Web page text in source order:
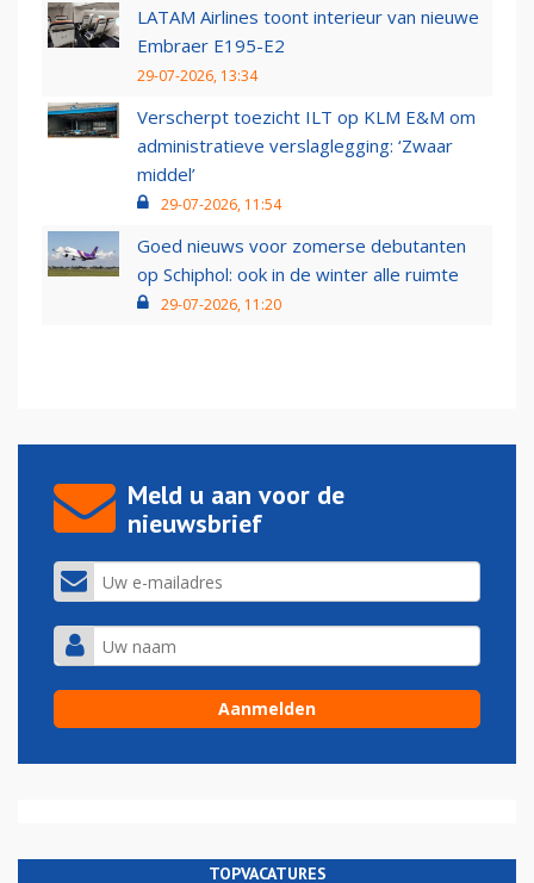
LATAM Airlines toont interieur van nieuwe
Embraer E195-E2
29-07-2026, 13:34
Verscherpt toezicht ILT op KLM E&M om
administratieve verslaglegging: ‘Zwaar
middel’
29-07-2026, 11:54
Goed nieuws voor zomerse debutanten
op Schiphol: ook in de winter alle ruimte
29-07-2026, 11:20
Meld u aan voor de
nieuwsbrief
TOPVACATURES